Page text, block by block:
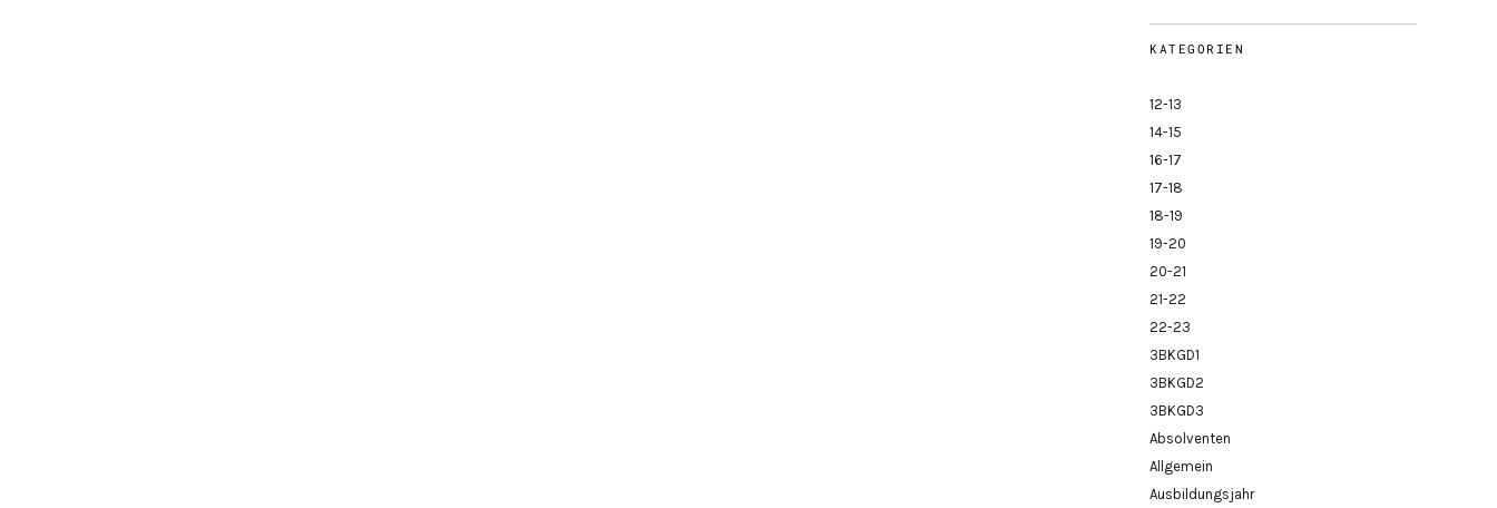
KATEGORIEN
12-13
14-15
16-17
17-18
18-19
19-20
20-21
21-22
22-23
3BKGD1
3BKGD2
3BKGD3
Absolventen
Allgemein
Ausbildungsjahr